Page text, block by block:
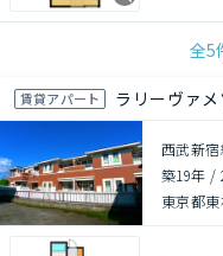
全5
賃貸アパート ラリーヴァ
西武新
築19年 /
東京都